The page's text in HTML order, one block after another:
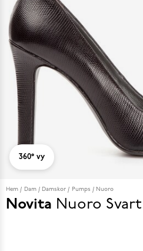
360° vy
Hem Dam Damskor Pumps Nuoro
Novita Nuoro Svart